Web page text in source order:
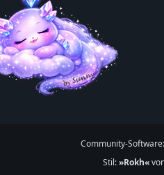
Community-Software:
Stil:»Rokh«